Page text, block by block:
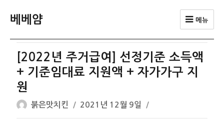
베베얌 메뉴
[2022년 주거급여] 선정기준 소득액
+ 기준임대료 지원액 + 자가가구 지
원
글
쓴
붉은맛치킨
작
성
2021년 12월 9일